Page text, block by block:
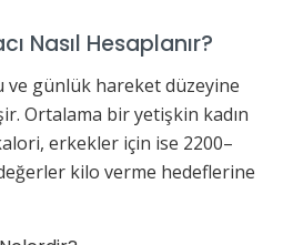
Nasıl Hesaplanır?
ve günlük hareket düzeyine
Ortalama bir yetişkin kadın
erkekler için ise 2200–
kilo verme hedeflerine